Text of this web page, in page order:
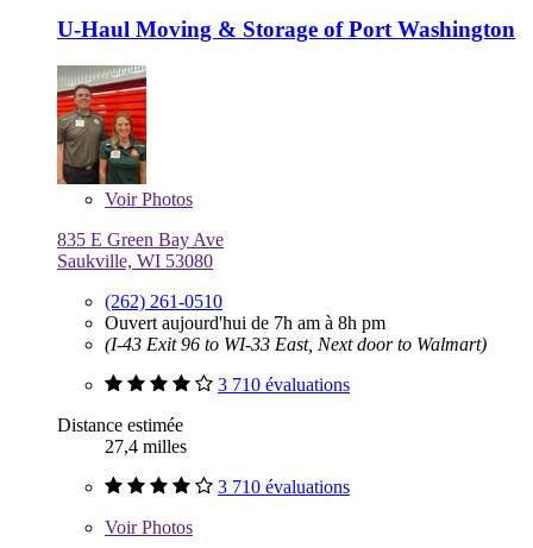
U-Haul Moving & Storage of Port Washington
VoirPhotos
835 E Green Bay Ave
Saukville, WI 53080
(262) 261-0510
Ouvert aujourd'hui de 7h am à 8h pm
(I-43 Exit 96 to WI-33 East, Next door to Walmart)
3 710 évaluations
Distance estimée
27,4 milles
3 710 évaluations
VoirPhotos